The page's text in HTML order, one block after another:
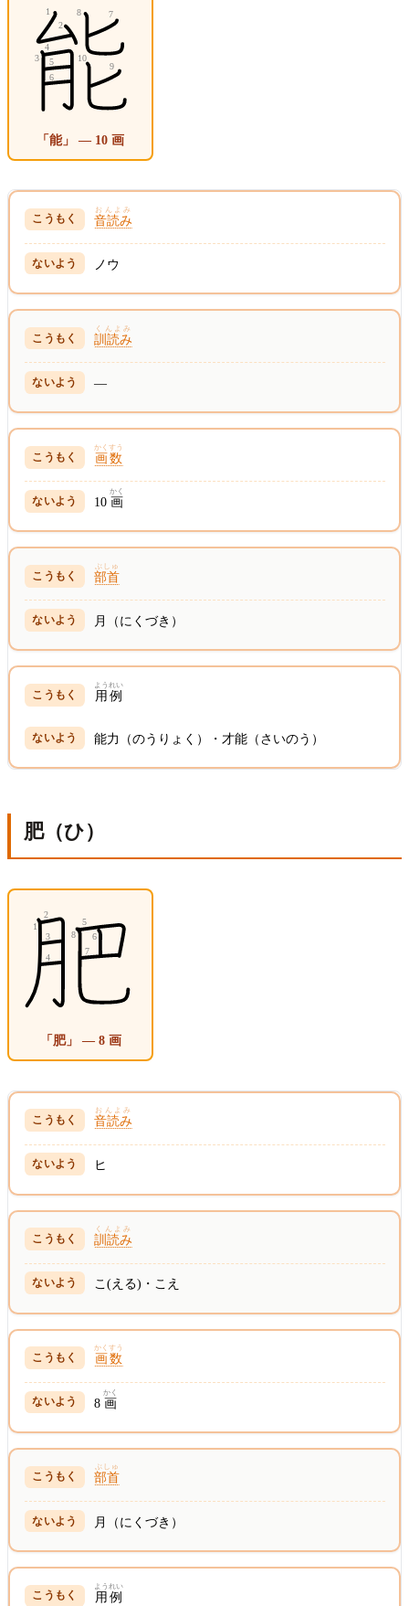
「能」 — 10 画
音読み
おんよみ
ノウ
訓読み
くんよみ
—
画数
かくすう
10 画
かく
部首
ぶしゅ
月（にくづき）
用例
ようれい
能力（のうりょく）・才能（さいのう）
肥（ひ）
「肥」 — 8 画
音読み
おんよみ
ヒ
訓読み
くんよみ
こ(える)・こえ
画数
かくすう
8画
かく
部首
ぶしゅ
月（にくづき）
用例
ようれい